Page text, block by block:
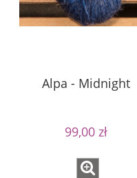
Simple Sock - 29
54,00 zł
69,00 zł
Alpa - Midnight
99,00 zł